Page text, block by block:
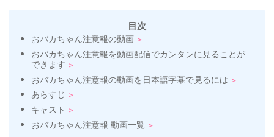
目次
おバカちゃん注意報の動画
おバカちゃん注意報を動画配信でカンタンに見ることが
できます
おバカちゃん注意報の動画を日本語字幕で見るには
あらすじ
キャスト
おバカちゃん注意報 動画一覧